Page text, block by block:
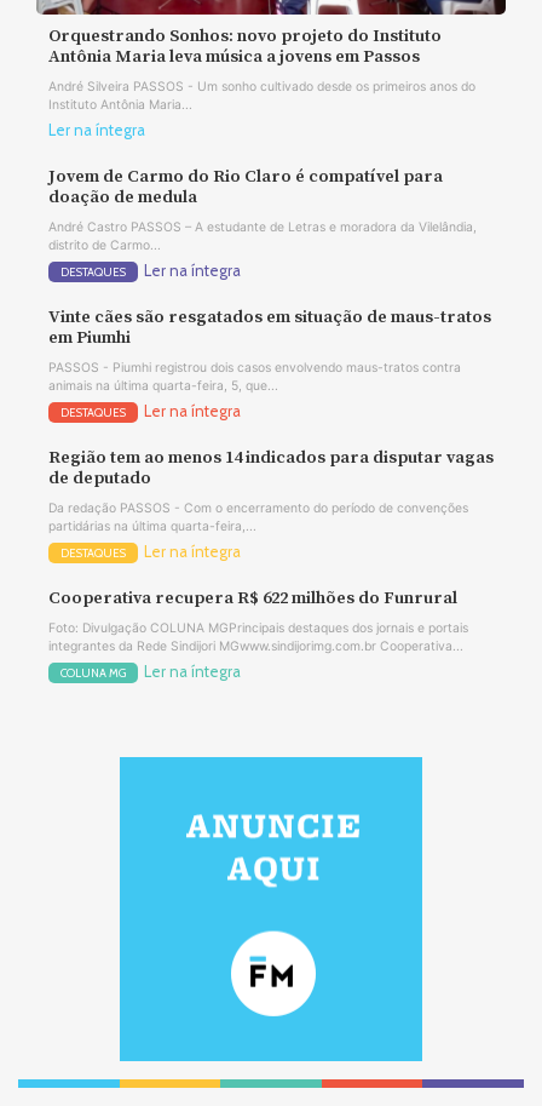
Orquestrando Sonhos: novo projeto do Instituto
Antônia Maria leva música a jovens em Passos
André Silveira PASSOS - Um sonho cultivado desde os primeiros anos do
Instituto Antônia Maria...
Ler na íntegra
Jovem de Carmo do Rio Claro é compatível para
doação de medula
André Castro PASSOS – A estudante de Letras e moradora da Vilelândia,
distrito de Carmo...
DESTAQUES Ler na íntegra
Vinte cães são resgatados em situação de maus-tratos
em Piumhi
PASSOS - Piumhi registrou dois casos envolvendo maus-tratos contra
animais na última quarta-feira, 5, que...
DESTAQUES Ler na íntegra
Região tem ao menos 14 indicados para disputar vagas
de deputado
Da redação PASSOS - Com o encerramento do período de convenções
partidárias na última quarta-feira,...
DESTAQUES Ler na íntegra
Cooperativa recupera R$ 622 milhões do Funrural
Foto: Divulgação COLUNA MGPrincipais destaques dos jornais e portais
integrantes da Rede Sindijori MGwww.sindijorimg.com.br Cooperativa...
COLUNA MG Ler na íntegra